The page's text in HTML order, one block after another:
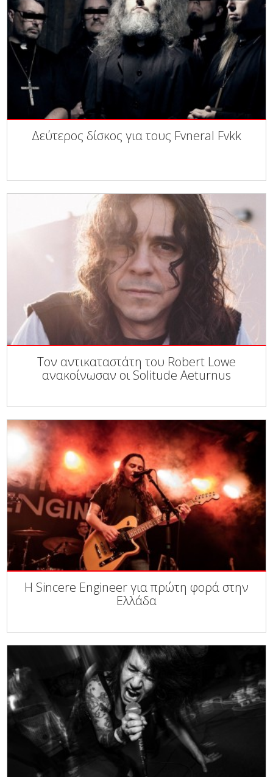
Δεύτερος δίσκος για τους Fvneral Fvkk
Τον αντικαταστάτη του Robert Lowe
ανακοίνωσαν οι Solitude Aeturnus
Η Sincere Engineer για πρώτη φορά στην
Ελλάδα